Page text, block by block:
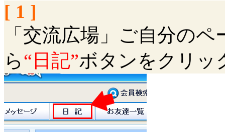
[ 1 ]
「交流広場」ご自分の
ら“日記”ボタンをクリッ